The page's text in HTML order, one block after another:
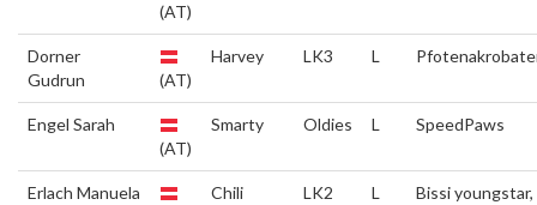
(AT)
Dorner
Gudrun
(AT)
Harvey LK3 L
Engel Sarah
(AT)
Smarty Oldies L SpeedPaws
Erlach Manuela
Chili LK2 L
Bissi youngstar,